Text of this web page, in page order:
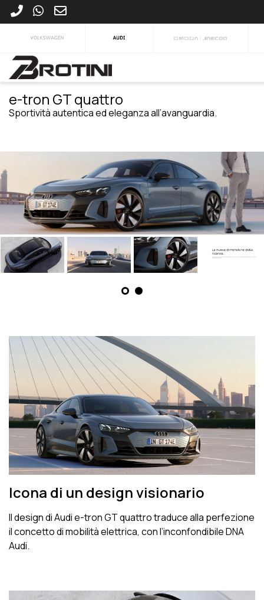
e-tron GT quattro
Sportività autentica ed eleganza all’avanguardia.
Icona di un design visionario
Il design di Audi e-tron GT quattro traduce alla perfezione
il concetto di mobilità elettrica, con l’inconfondibile DNA
Audi.